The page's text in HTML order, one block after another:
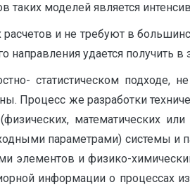
моделей является
и не требуют в
на­правления удается получить
статистическом подходе,
Процесс же разработки
математических
параметрами) системы и
элементов и физико-
информации о процессах